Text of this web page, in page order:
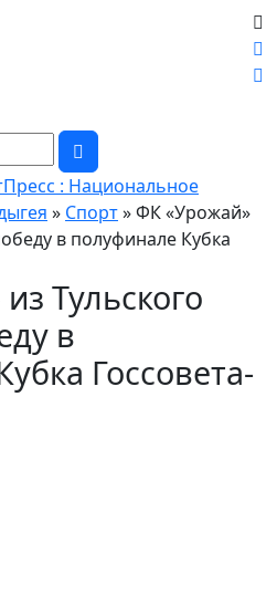
: Национальное
» Спорт» ФК «Урожай»
в полуфинале Кубка
Тульского
в
Госсовета-